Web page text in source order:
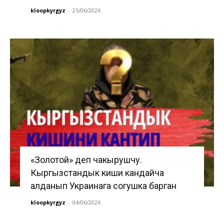
kloopkyrgyz - 25/06/2026
«Золотой» деп чакырушчу.
Кыргызстандык киши кандайча
алданып Украинага согушка барган
kloopkyrgyz - 04/06/2026